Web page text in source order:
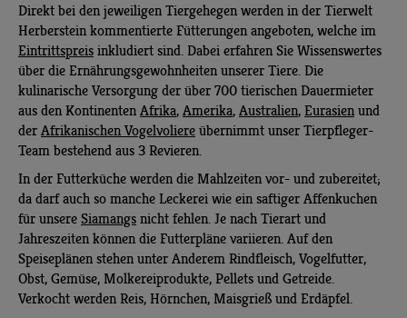
Direkt bei den jeweiligen Tiergehegen werden in der Tierwelt
Herberstein kommentierte Fütterungen angeboten, welche im
Eintrittspreis inkludiert sind. Dabei erfahren Sie Wissenswertes
über die Ernährungsgewohnheiten unserer Tiere. Die
kulinarische Versorgung der über 700 tierischen Dauermieter
aus den Kontinenten Afrika, Amerika, Australien, Eurasien und
der Afrikanischen Vogelvoliere übernimmt unser Tierpfleger-
Team bestehend aus 3 Revieren.
In der Futterküche werden die Mahlzeiten vor- und zubereitet;
da darf auch so manche Leckerei wie ein saftiger Affenkuchen
für unsere Siamangs nicht fehlen. Je nach Tierart und
Jahreszeiten können die Futterpläne variieren. Auf den
Speiseplänen stehen unter Anderem Rindfleisch, Vogelfutter,
Obst, Gemüse, Molkereiprodukte, Pellets und Getreide.
Verkocht werden Reis, Hörnchen, Maisgrieß und Erdäpfel.